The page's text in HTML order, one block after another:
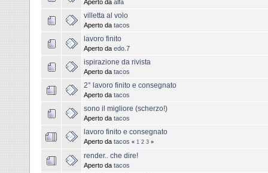
Aperto da alfa
villetta al volo
Aperto da tacos
lavoro finito
Aperto da edo.7
ispirazione da rivista
Aperto da tacos
2° lavoro finito e consegnato
Aperto da tacos
sono il migliore (scherzo!)
Aperto da tacos
lavoro finito e consegnato
Aperto da tacos « 1 2 3 »
render.. che dire!
Aperto da tacos